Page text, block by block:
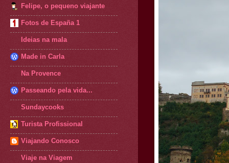
Felipe, o pequeno viajante
Fotos de España 1
Ideias na mala
Made in Carla
Na Provence
Passeando pela vida...
Sundaycooks
Turista Profissional
Viajando Conosco
Viaje na Viagem